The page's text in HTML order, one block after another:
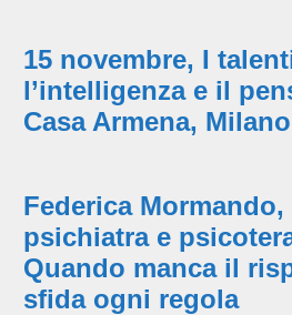
15 novembre, I
l’intelligenza e il
Casa Armena, Milano
Federica Mormando,
psichiatra e
Quando manca il
sfida ogni regola